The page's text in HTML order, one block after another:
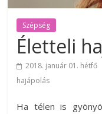
Szépség
Életteli
2018. január 01. hétfő
hajápolás
Ha télen is